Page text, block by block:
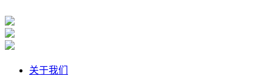
关于我们